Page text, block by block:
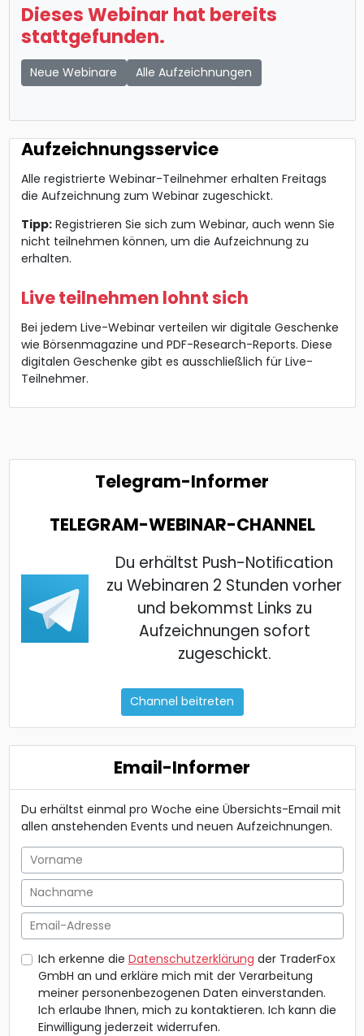
Dieses Webinar hat bereits
stattgefunden.
Neue Webinare Alle Aufzeichnungen
Aufzeichnungsservice
Alle registrierte Webinar-Teilnehmer erhalten Freitags
die Aufzeichnung zum Webinar zugeschickt.
Tipp:Registrieren Sie sich zum Webinar, auch wenn Sie
nicht teilnehmen können, um die Aufzeichnung zu
erhalten.
Live teilnehmen lohnt sich
Bei jedem Live-Webinar verteilen wir digitale Geschenke
wie Börsenmagazine und PDF-Research-Reports. Diese
digitalen Geschenke gibt es ausschließlich für Live-
Teilnehmer.
Telegram-Informer
TELEGRAM-WEBINAR-CHANNEL
Du erhältst Push-Notiﬁcation
zu Webinaren 2 Stunden vorher
und bekommst Links zu
Aufzeichnungen sofort
zugeschickt.
Channel beitreten
Email-Informer
Du erhältst einmal pro Woche eine Übersichts-Email mit
allen anstehenden Events und neuen Aufzeichnungen.
Vorname
Nachname
Email-Adresse
Ich erkenne die Datenschutzerklärung der TraderFox
GmbH an und erkläre mich mit der Verarbeitung
meiner personenbezogenen Daten einverstanden.
Ich erlaube Ihnen, mich zu kontaktieren. Ich kann die
Einwilligung jederzeit widerrufen.